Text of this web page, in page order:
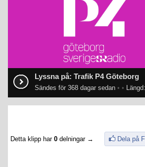
Lyssna på: Trafik P4 Göteborg
Sändes för 368 dagar sedan • •
Detta klipp har 0 delningar → Dela på